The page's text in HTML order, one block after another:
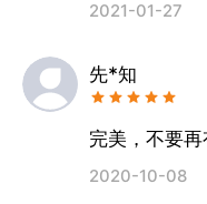
2021-01-27
先*知
完美，不要再
2020-10-08